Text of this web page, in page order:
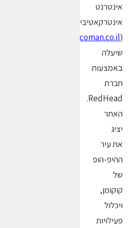
אינטרנט
אינטרקאטיבי
(
www.cocoman.co.il
שיעלה
באמצעות
חברת
RedHead.
האתר
יציג
את עיר
ההיפ-הופ
של
קוקומן,
ויכלול
פעילויות